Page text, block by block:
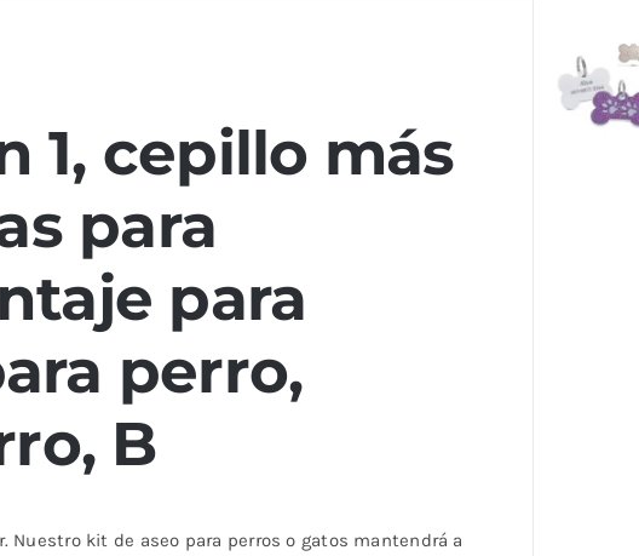
1, cepillo más
para
para
perro,
B
kit de aseo para perros o gatos mantendrá a